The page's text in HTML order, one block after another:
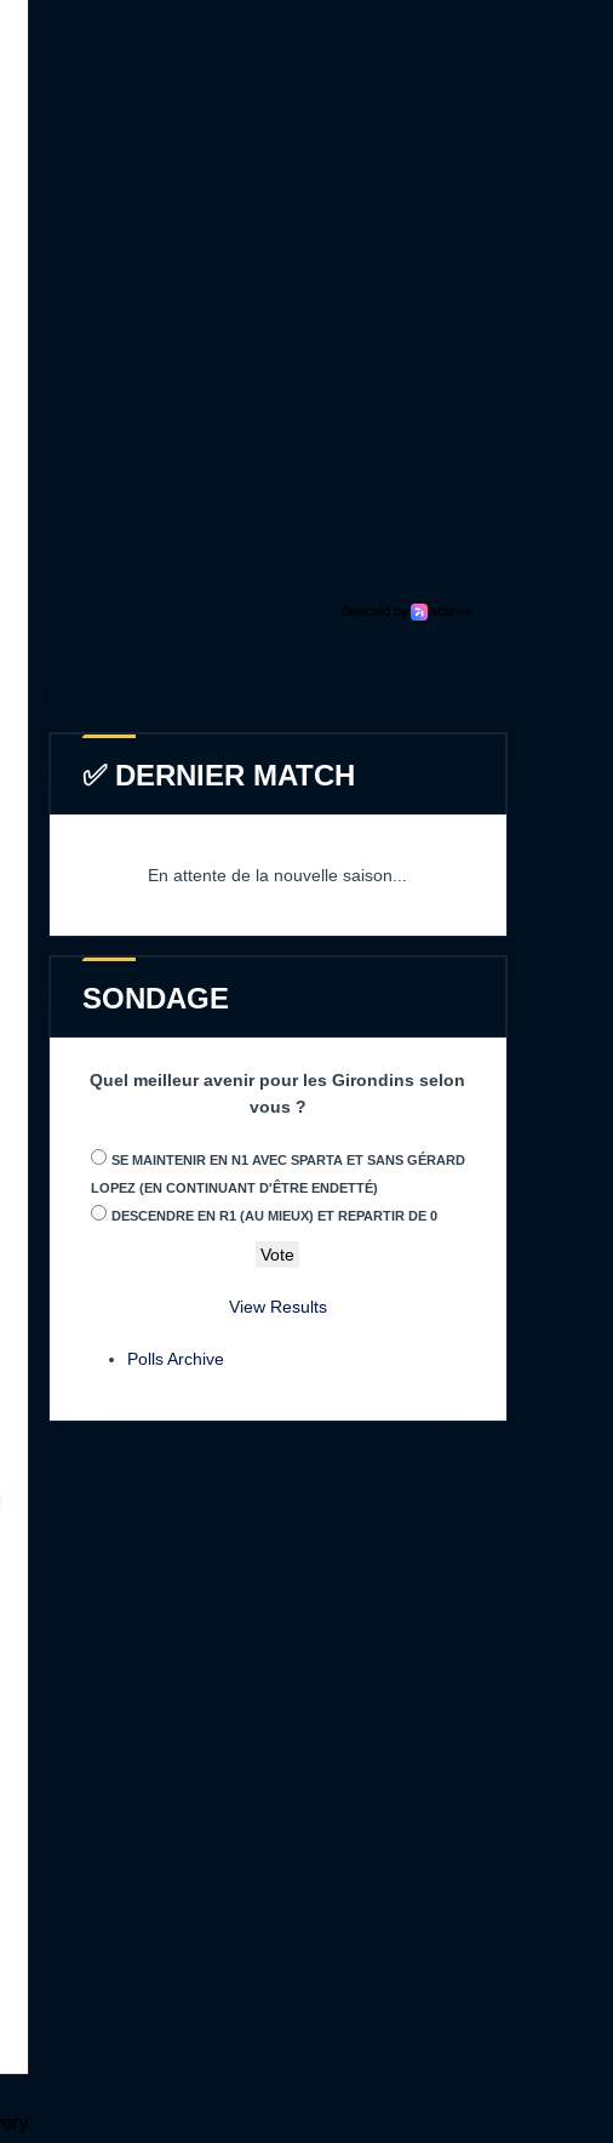
✅ DERNIER MATCH
En attente de la nouvelle saison...
SONDAGE
Quel meilleur avenir pour les Girondins selon
vous ?
SE MAINTENIR EN N1 AVEC SPARTA ET SANS GÉRARD
LOPEZ (EN CONTINUANT D'ÊTRE ENDETTÉ)
DESCENDRE EN R1 (AU MIEUX) ET REPARTIR DE 0
View Results
Polls Archive